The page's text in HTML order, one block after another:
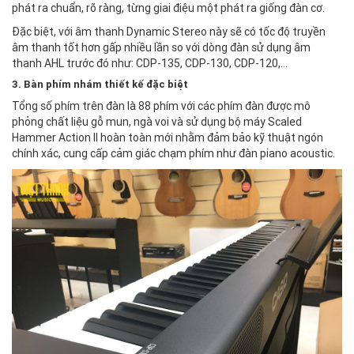
phát ra chuẩn, rõ ràng, từng giai điệu một phát ra giống đàn cơ.
Đặc biệt, với âm thanh Dynamic Stereo này sẽ có tốc độ truyền
âm thanh tốt hơn gấp nhiều lần so với dòng đàn sử dụng âm
thanh AHL trước đó như: CDP-135, CDP-130, CDP-120,...
3. Bàn phím nhám thiết kế đặc biệt
Tổng số phím trên đàn là 88 phím với các phím đàn được mô
phỏng chất liệu gỗ mun, ngà voi và sử dụng bộ máy Scaled
Hammer Action II hoàn toàn mới nhằm đảm bảo kỹ thuật ngón
chính xác, cung cấp cảm giác chạm phím như đàn piano acoustic.